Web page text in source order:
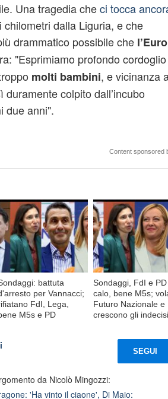
Una tragedia checi tocca
chilometri dalla Liguria, e che
drammatico possibile che
"Esprimiamo profondo
molti bambini, e vicinanza
colpito dall’incubo
due anni".
Content sponsored
battuta
per Vannacci;
FdI, Lega,
M5s e PD
Sondaggi, FdI e PD
calo, bene M5s;
Futuro Nazionale e
crescono gli indecisi
SEGUI
da Nicolò Mingozzi:
'Ha vinto il ciaone', Di Maio: